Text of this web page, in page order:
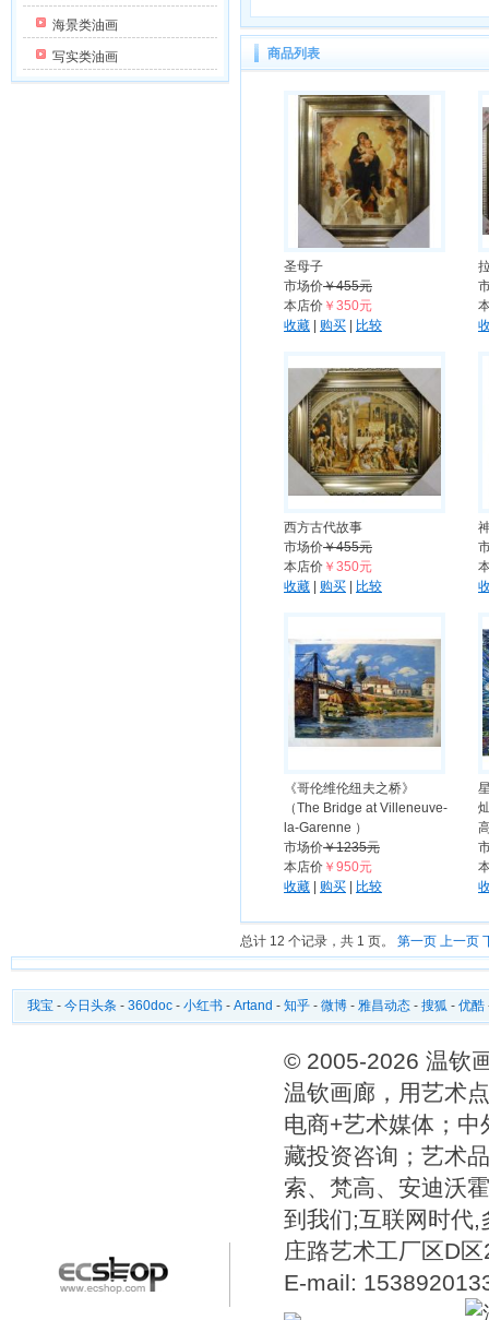
海景类油画
写实类油画 商品列表
圣母子
市场价￥455元
本店价 ￥350元
收藏
购买 比较
西方古代故事
市场价￥455元
本店价 ￥350元
收藏
购买 比较
《哥伦维伦纽夫之桥》
（The Bridge at Villeneuve-
la-Garenne ）
市场价￥1235元
本店价 ￥950元
收藏
购买 比较
总计 12 个记录，共 1 页。 第一页 上一页
我宝 - 今日头条 - 360doc - 小红书 - Artand - 知乎 - 微博 - 雅昌动态 - 搜狐 - 优酷
© 2005-2026 温钦
温钦画廊，用艺术
电商+艺术媒体；
藏投资咨询；艺术
索、梵高、安迪沃
到我们;互联网时代,
庄路艺术工厂区D
E-mail: